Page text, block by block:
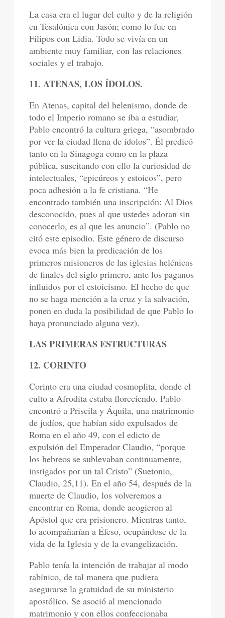
La casa era el lugar del culto y de la religión
en Tesalónica con Jasón; como lo fue en
Filipos con Lidia. Todo se vivía en un
ambiente muy familiar, con las relaciones
sociales y el trabajo.
11. ATENAS, LOS ÍDOLOS.
En Atenas, capital del helenismo, donde de
todo el Imperio romano se iba a estudiar,
Pablo encontró la cultura griega, “asombrado
por ver la ciudad llena de ídolos”. Él predicó
tanto en la Sinagoga como en la plaza
pública, suscitando con ello la curiosidad de
intelectuales, “epicúreos y estoicos”, pero
poca adhesión a la fe cristiana. “He
encontrado también una inscripción: Al Dios
desconocido, pues al que ustedes adoran sin
conocerlo, es al que les anuncio”. (Pablo no
citó este episodio. Este género de discurso
evoca más bien la predicación de los
primeros misioneros de las iglesias helénicas
de finales del siglo primero, ante los paganos
influidos por el estoicismo. El hecho de que
no se haga mención a la cruz y la salvación,
ponen en duda la posibilidad de que Pablo lo
haya pronunciado alguna vez).
LAS PRIMERAS ESTRUCTURAS
12. CORINTO
Corinto era una ciudad cosmoplita, donde el
culto a Afrodita estaba floreciendo. Pablo
encontró a Priscila y Áquila, una matrimonio
de judíos, que habían sido expulsados de
Roma en el año 49, con el edicto de
expulsión del Emperador Claudio, “porque
los hebreos se sublevaban continuamente,
instigados por un tal Cristo” (Suetonio,
Claudio, 25,11). En el año 54, después de la
muerte de Claudio, los volveremos a
encontrar en Roma, donde acogieron al
Apóstol que era prisionero. Mientras tanto,
lo acompañarían a Éfeso, ocupándose de la
vida de la Iglesia y de la evangelización.
Pablo tenía la intención de trabajar al modo
rabínico, de tal manera que pudiera
asegurarse la gratuidad de su ministerio
apostólico. Se asoció al mencionado
matrimonio y con ellos confeccionaba